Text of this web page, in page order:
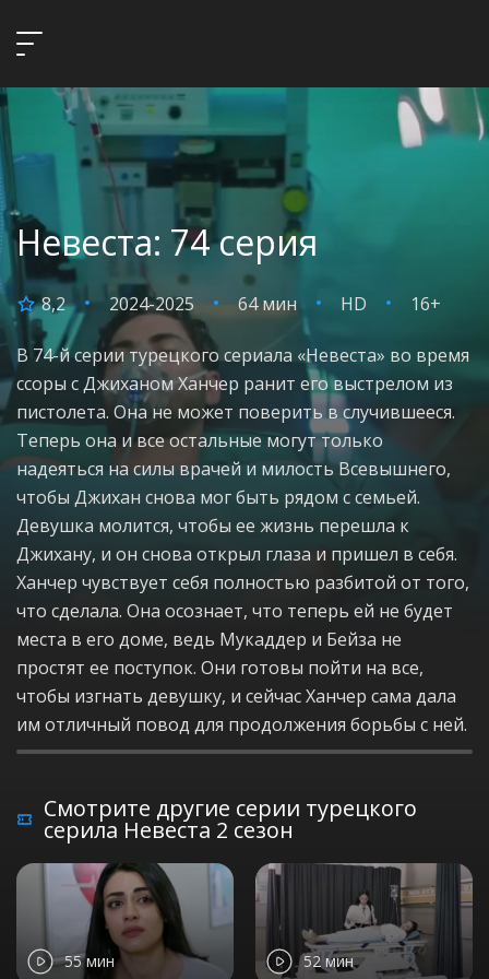
Невеста: 74 серия
8,2 2024-2025 64 мин HD 16+
В 74-й серии турецкого сериала «Невеста» во время
ссоры с Джиханом Ханчер ранит его выстрелом из
пистолета. Она не может поверить в случившееся.
Теперь она и все остальные могут только
надеяться на силы врачей и милость Всевышнего,
чтобы Джихан снова мог быть рядом с семьей.
Девушка молится, чтобы ее жизнь перешла к
Джихану, и он снова открыл глаза и пришел в себя.
Ханчер чувствует себя полностью разбитой от того,
что сделала. Она осознает, что теперь ей не будет
места в его доме, ведь Мукаддер и Бейза не
простят ее поступок. Они готовы пойти на все,
чтобы изгнать девушку, и сейчас Ханчер сама дала
им отличный повод для продолжения борьбы с ней.
Смотрите другие серии турецкого
серила Невеста 2 сезон
55 мин 52 мин